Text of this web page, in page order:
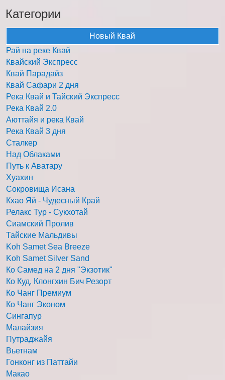
Категории
Новый Квай
Рай на реке Квай
Квайский Экспресс
Квай Парадайз
Квай Сафари 2 дня
Река Квай и Тайский Экспресс
Река Квай 2.0
Аюттайя и река Квай
Река Квай 3 дня
Сталкер
Над Облаками
Путь к Аватару
Хуахин
Сокровища Исана
Кхао Яй - Чудесный Край
Релакс Тур - Сукхотай
Сиамский Пролив
Тайские Мальдивы
Koh Samet Sea Breeze
Koh Samet Silver Sand
Ко Самед на 2 дня "Экзотик"
Ко Куд, Клонгхин Бич Резорт
Ко Чанг Премиум
Ко Чанг Эконом
Сингапур
Малайзия
Путраджайя
Вьетнам
Гонконг из Паттайи
Макао